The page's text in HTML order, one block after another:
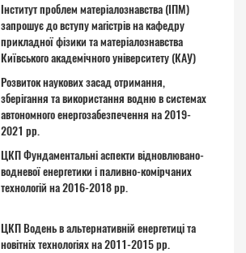
Інститут проблем матеріалознавства (ІПМ)
запрошує до вступу магістрів на кафедру
прикладної фізики та матеріалознавства
Київського академічного університету (КАУ)
Розвиток наукових засад отримання,
зберігання та використання водню в системах
автономного енергозабезпечення на 2019-
2021 рр.
ЦКП Фундаментальні аспекти відновлювано-
водневої енергетики і паливно-комірчаних
технологій на 2016-2018 рр.
ЦКП Водень в альтернативній енергетиці та
новітніх технологіях на 2011-2015 рр.